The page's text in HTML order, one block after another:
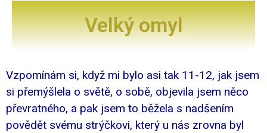
Velký omyl
Vzpomínám si, když mi bylo asi tak 11-12, jak jsem
si přemýšlela o světě, o sobě, objevila jsem něco
převratného, a pak jsem to běžela s nadšením
povědět svému strýčkovi, který u nás zrovna byl